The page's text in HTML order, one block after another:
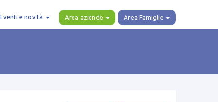
Eventi e novità Area aziende Area Famiglie